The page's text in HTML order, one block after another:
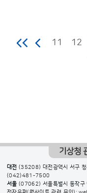
11 12
기상청
대전 (35208) 대전광역시 서구
(042)481-7500
서울 (07062) 서울특별시 동작